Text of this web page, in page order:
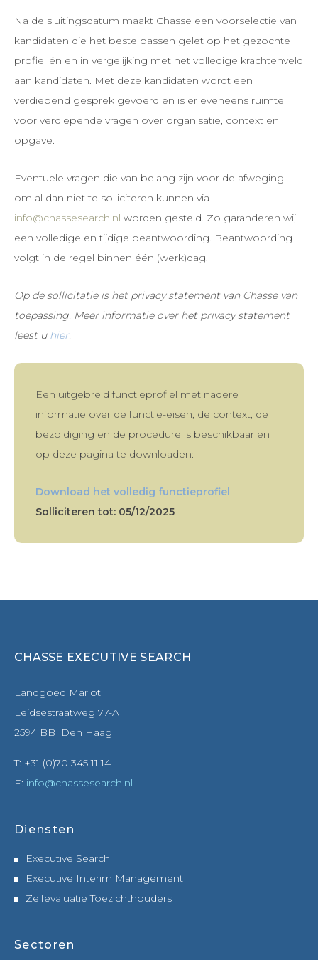
Na de sluitingsdatum maakt Chasse een voorselectie van
kandidaten die het beste passen gelet op het gezochte
profiel én en in vergelijking met het volledige krachtenveld
aan kandidaten. Met deze kandidaten wordt een
verdiepend gesprek gevoerd en is er eveneens ruimte
voor verdiepende vragen over organisatie, context en
opgave.
Eventuele vragen die van belang zijn voor de afweging
om al dan niet te solliciteren kunnen via
info@chassesearch.nl worden gesteld. Zo garanderen wij
een volledige en tijdige beantwoording. Beantwoording
volgt in de regel binnen één (werk)dag.
Op de sollicitatie is het privacy statement van Chasse van
toepassing. Meer informatie over het privacy statement
leest u hier.
Een uitgebreid functieprofiel met nadere
informatie over de functie-eisen, de context, de
bezoldiging en de procedure is beschikbaar en
op deze pagina te downloaden:
Download het volledig functieprofiel
Solliciteren tot: 05/12/2025
CHASSE EXECUTIVE SEARCH
Landgoed Marlot
Leidsestraatweg 77-A
2594 BB Den Haag
T: +31 (0)70 345 11 14
E: info@chassesearch.nl
Diensten
Executive Search
Executive Interim Management
Zelfevaluatie Toezichthouders
Sectoren